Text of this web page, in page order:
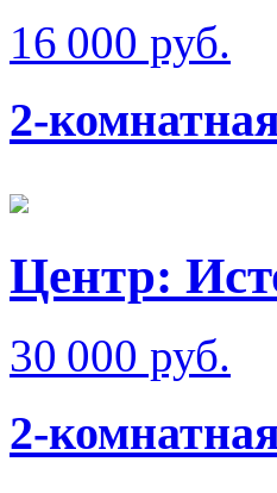
16 000 руб.
2-
Центр:
30 000 руб.
2-